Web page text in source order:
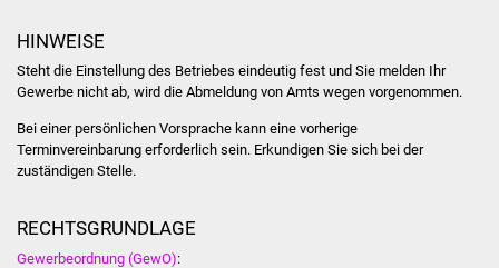
Gesundheit und Notfall
HINWEISE
Steht die Einstellung des Betriebes eindeutig fest und Sie melden Ihr
Gewerbe nicht ab, wird die Abmeldung von Amts wegen vorgenommen.
Bei einer persönlichen Vorsprache kann eine vorherige
Terminvereinbarung erforderlich sein. Erkundigen Sie sich bei der
zuständigen Stelle.
RECHTSGRUNDLAGE
Gewerbeordnung (GewO):